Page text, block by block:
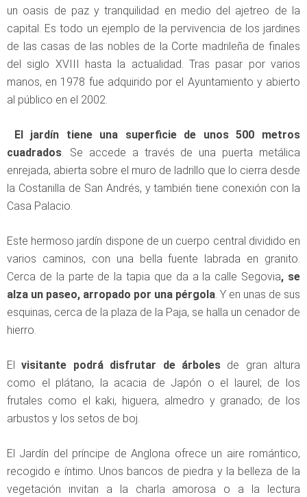
un oasis de paz y tranquilidad en medio del ajetreo de la
capital. Es todo un ejemplo de la pervivencia de los jardines
de las casas de las nobles de la Corte madrileña de finales
del siglo XVIII hasta la actualidad. Tras pasar por varios
manos, en 1978 fue adquirido por el Ayuntamiento y abierto
al público en el 2002.
El jardín tiene una superficie de unos 500 metros
cuadrados. Se accede a través de una puerta metálica
enrejada, abierta sobre el muro de ladrillo que lo cierra desde
la Costanilla de San Andrés, y también tiene conexión con la
Casa Palacio.
Este hermoso jardín dispone de un cuerpo central dividido en
varios caminos, con una bella fuente labrada en granito.
Cerca de la parte de la tapia que da a la calle Segovia, se
alza un paseo, arropado por una pérgola. Y en unas de sus
esquinas, cerca de la plaza de la Paja, se halla un cenador de
hierro.
El visitante podrá disfrutar de árbolesde gran altura
como el plátano, la acacia de Japón o el laurel; de los
frutales como el kaki, higuera, almedro y granado; de los
arbustos y los setos de boj.
El Jardín del príncipe de Anglona ofrece un aire romántico,
recogido e íntimo. Unos bancos de piedra y la belleza de la
vegetación invitan a la charla amorosa o a la lectura